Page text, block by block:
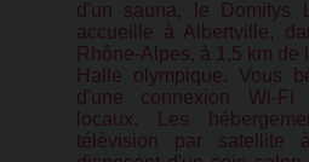
d'un sauna, le Domitys
accueille à Albertville,
Rhône-Alpes, à 1,5 km de
Halle olympique. Vous
d'une connexion Wi-
locaux. Les
télévision par satellite